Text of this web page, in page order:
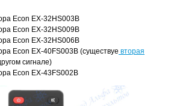
Econ EX-32HS003B
Econ EX-32HS009B
Econ EX-32HS006B
Econ EX-40FS003B (существуе вторая
сигнале)
Econ EX-43FS002B